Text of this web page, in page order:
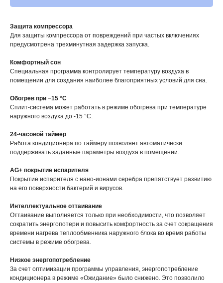
Защита компрессора
Для защиты компрессора от повреждений при частых включениях
предусмотрена трехминутная задержка запуска.
Комфортный сон
Специальная программа контролирует температуру воздуха в
помещении для создания наиболее благоприятных условий для сна.
Обогрев при −15 °С
Сплит-система может работать в режиме обогрева при температуре
наружного воздуха до -15 °С.
24-часовой таймер
Работа кондиционера по таймеру позволяет автоматически
поддерживать заданные параметры воздуха в помещении.
AG+ покрытие испарителя
Покрытие испарителя с нано-ионами серебра препятствует развитию
на его поверхности бактерий и вирусов.
Интеллектуальное оттаивание
Оттаивание выполняется только при необходимости, что позволяет
сократить энергопотери и повысить комфортность за счет сокращения
времени нагрева теплообменника наружного блока во время работы
системы в режиме обогрева.
Низкое энергопотребление
За счет оптимизации программы управления, энергопотребление
кондиционера в режиме «Ожидание» было снижено. Это позволило